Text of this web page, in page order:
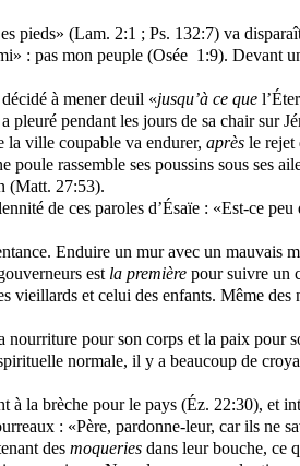
pieds» (Lam. 2:1 ; Ps. 132:7) va
: pas mon peuple (Osée 1:9). Devant
à mener deuil «jusqu’à ce que
pendant les jours de sa chair sur
la ville coupable va endurer, après le rejet
rassemble ses poussins sous ses
(Matt. 27:53).
de ces paroles d’Ésaïe : «Est-ce peu
Enduire un mur avec un mauvais
est la première pour suivre un
vieillards et celui des enfants. Même
pour son corps et la paix pour
normale, il y a beaucoup de
la brèche pour le pays (Éz. 22:30), et
: «Père, pardonne-leur, car ils ne
des moqueriesdans leur bouche, ce